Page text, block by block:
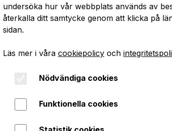
PTO axlar GARDLOC Verkstad/
Artikelnummer: A1.41450
undersöka hur vår webbplats används av
återkalla ditt samtycke genom att klicka på
sidan.
Läs mer i våra cookiepolicy och
Nödvändiga cookies
Funktionella cookies